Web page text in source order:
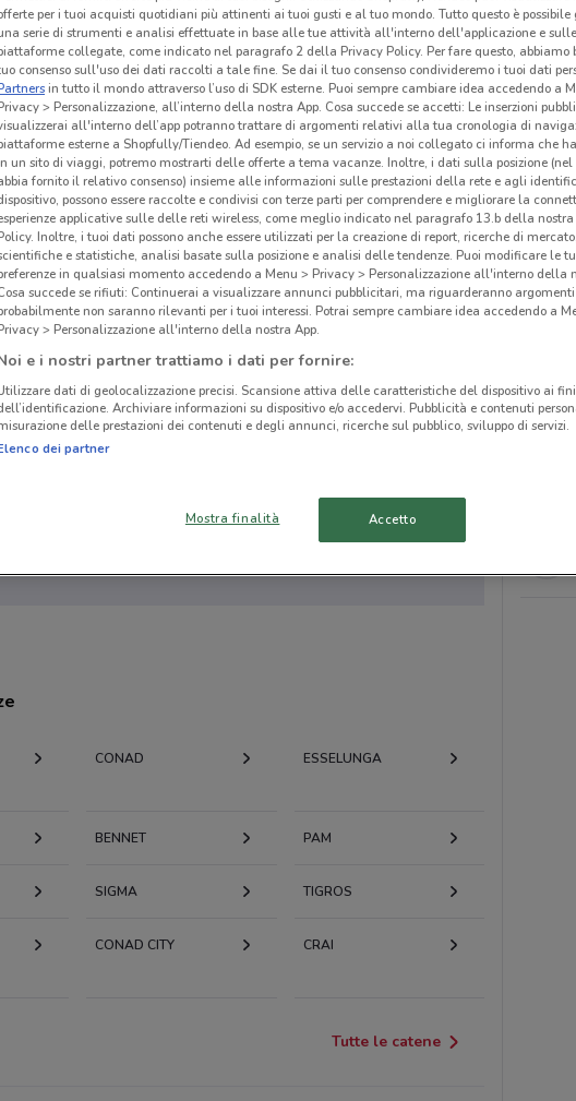
pubblicato volantini nella tua zona. Riprova più tardi.
CONAD ESSELUNGA
BENNET PAM
SIGMA TIGROS
CONAD CITY CRAI
Tutte le catene
per i tuoi acquisti quotidiani più attinenti ai tuoi gusti e al tuo mondo. Tutto questo è possibile
serie di strumenti e analisi effettuate in base alle tue attività all'interno dell'applicazione e sulle
collegate, come indicato nel paragrafo 2 della Privacy Policy. Per fare questo, abbiamo
consenso sull'uso dei dati raccolti a tale fine. Se dai il tuo consenso condivideremo i tuoi dati
in tutto il mondo attraverso l’uso di SDK esterne. Puoi sempre cambiare idea accedendo a
> Personalizzazione, all’interno della nostra App. Cosa succede se accetti: Le inserzioni
all'interno dell’app potranno trattare di argomenti relativi alla tua cronologia di
esterne a Shopfully/Tiendeo. Ad esempio, se un servizio a noi collegato ci informa che
un sito di viaggi, potremo mostrarti delle offerte a tema vacanze. Inoltre, i dati sulla posizione (nel
fornito il relativo consenso) insieme alle informazioni sulle prestazioni della rete e agli
possono essere raccolte e condivisi con terze parti per comprendere e migliorare la
applicative sulle delle reti wireless, come meglio indicato nel paragrafo 13.b della
Inoltre, i tuoi dati possono anche essere utilizzati per la creazione di report, ricerche di mercato,
e statistiche, analisi basate sulla posizione e analisi delle tendenze. Puoi modificare le
in qualsiasi momento accedendo a Menu > Privacy > Personalizzazione all'interno della
succede se rifiuti: Continuerai a visualizzare annunci pubblicitari, ma riguarderanno
non saranno rilevanti per i tuoi interessi. Potrai sempre cambiare idea accedendo a
> Personalizzazione all'interno della nostra App.
e i nostri partner trattiamo i dati per fornire:
dati di geolocalizzazione precisi. Scansione attiva delle caratteristiche del dispositivo ai fini
Archiviare informazioni su dispositivo e/o accedervi. Pubblicità e contenuti
delle prestazioni dei contenuti e degli annunci, ricerche sul pubblico, sviluppo di servizi.
dei partner
Mostra finalità Accetto